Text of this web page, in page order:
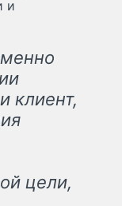
и
клиент,
цели,